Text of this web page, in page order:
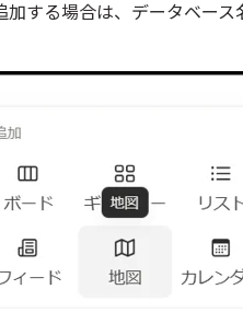
加する場合は、データベー